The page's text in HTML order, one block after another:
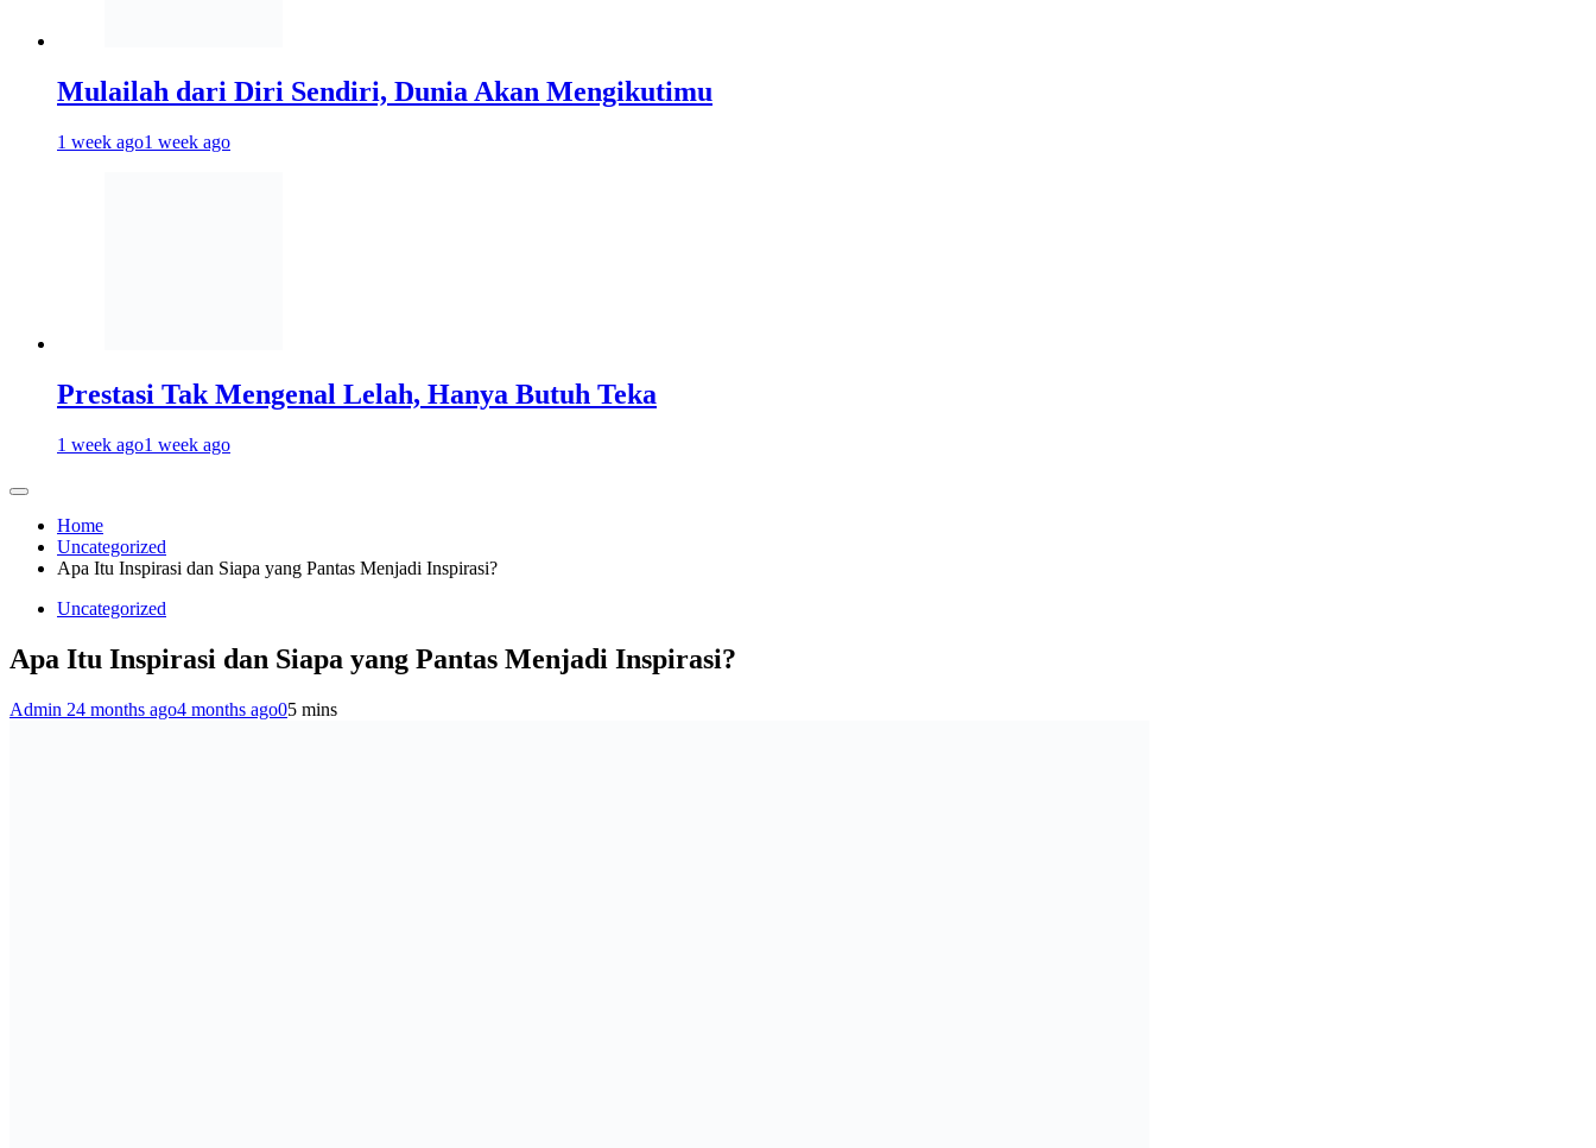
Mulailah dari Diri Sendiri, Dunia Akan Mengikutimu
1 week ago1 week ago
Prestasi Tak Mengenal Lelah, Hanya Butuh Teka
1 week ago1 week ago
Home
Uncategorized
Apa Itu Inspirasi dan Siapa yang Pantas Menjadi Inspirasi?
Uncategorized
Apa Itu Inspirasi dan Siapa yang Pantas Menjadi Inspirasi?
Admin 24 months ago4 months ago05 mins